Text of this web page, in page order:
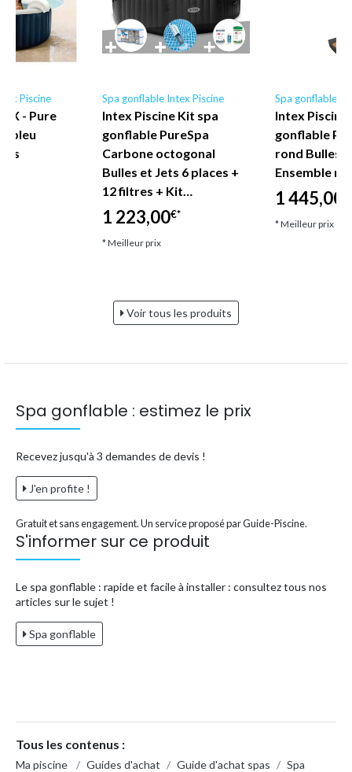
Piscine
- Pure
bleu
Spa gonflable Intex Piscine
Intex Piscine Kit spa
gonflable PureSpa
Carbone octogonal
Bulles et Jets 6 places +
12 filtres + Kit…
1 223,00€*
* Meilleur prix
Spa gonflable
Intex Piscine
gonflable
rond Bulles
Ensemble
1 445,00
* Meilleur prix
Voir tous les produits
Spa gonflable : estimez le prix
Recevez jusqu'à 3 demandes de devis !
J'en profite !
Gratuit et sans engagement. Un service proposé par Guide-Piscine.
S'informer sur ce produit
Le spa gonflable : rapide et facile à installer : consultez tous nos
articles sur le sujet !
Spa gonflable
Tous les contenus :
Ma piscine / Guides d'achat / Guide d'achat spas / Spa